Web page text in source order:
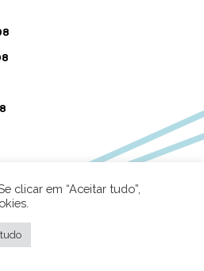
clicar em “Aceitar tudo”,